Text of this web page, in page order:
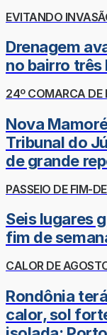
EVITANDO
Drenagem
no bairro três
24º COMARCA DE
Nova
Tribunal do
de grande
PASSEIO DE FIM-
Seis lugares
fim de
CALOR DE
Rondônia
calor, sol